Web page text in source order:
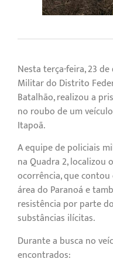
Nesta terça-feira, 23
Militar do Distrito
Batalhão, realizou a
no roubo de um
Itapoã.
A equipe de policiais
na Quadra 2, localizou
ocorrência, que
área do Paranoá e
resistência por parte
substâncias ilícitas.
Durante a busca no
encontrados: